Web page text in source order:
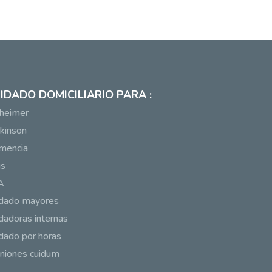
DOMICILIARIO PARA :
mayores
internas
por horas
cuidum